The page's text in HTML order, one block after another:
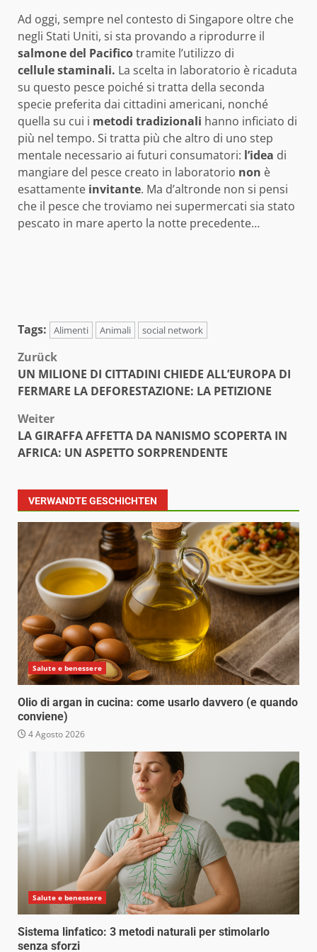
Ad oggi, sempre nel contesto di Singapore oltre che
negli Stati Uniti, si sta provando a riprodurre il
salmone del Pacificotramite l’utilizzo di
cellulestaminali. La scelta in laboratorio è ricaduta
su questo pesce poiché si tratta della seconda
specie preferita dai cittadini americani, nonché
quella su cui i metodi tradizionali hanno inficiato di
più nel tempo. Si tratta più che altro di uno step
mentale necessario ai futuri consumatori: l’idea di
mangiare del pesce creato in laboratorio non è
esattamente invitante. Ma d’altronde non si pensi
che il pesce che troviamo nei supermercati sia stato
pescato in mare aperto la notte precedente…
Tags: Alimenti Animali social network
Beitragsnavigation
Zurück
UN MILIONE DI CITTADINI CHIEDE ALL’EUROPA DI
FERMARE LA DEFORESTAZIONE: LA PETIZIONE
Weiter
LA GIRAFFA AFFETTA DA NANISMO SCOPERTA IN
AFRICA: UN ASPETTO SORPRENDENTE
VERWANDTE GESCHICHTEN
Salute e benessere
Olio di argan in cucina: come usarlo davvero (e quando
conviene)
4 Agosto 2026
Salute e benessere
Sistema linfatico: 3 metodi naturali per stimolarlo
senza sforzi